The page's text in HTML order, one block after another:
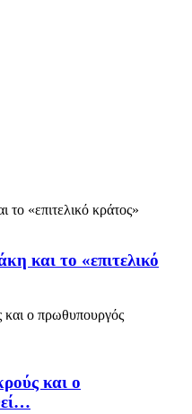
και το «επιτελικό
και ο